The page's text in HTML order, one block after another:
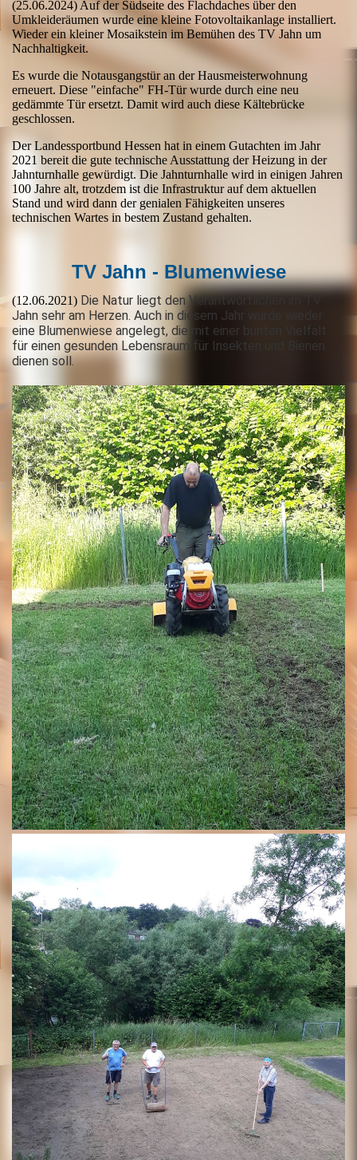
(25.06.2024) Auf der Südseite des Flachdaches über den
Umkleideräumen wurde eine kleine Fotovoltaikanlage installiert.
Wieder ein kleiner Mosaikstein im Bemühen des TV Jahn um
Nachhaltigkeit.
Es wurde die Notausgangstür an der Hausmeisterwohnung
erneuert. Diese "einfache" FH-Tür wurde durch eine neu
gedämmte Tür ersetzt. Damit wird auch diese Kältebrücke
geschlossen.
Der Landessportbund Hessen hat in einem Gutachten im Jahr
2021 bereit die gute technische Ausstattung der Heizung in der
Jahnturnhalle gewürdigt. Die Jahnturnhalle wird in einigen Jahren
100 Jahre alt, trotzdem ist die Infrastruktur auf dem aktuellen
Stand und wird dann der genialen Fähigkeiten unseres
technischen Wartes in bestem Zustand gehalten.
TV Jahn - Blumenwiese
(12.06.2021) Die Natur liegt den Verantwortlichen im TV
Jahn sehr am Herzen. Auch in diesem Jahr wurde wieder
eine Blumenwiese angelegt, die mit einer bunten Vielfalt
für einen gesunden Lebensraum für Insekten und Bienen
dienen soll.